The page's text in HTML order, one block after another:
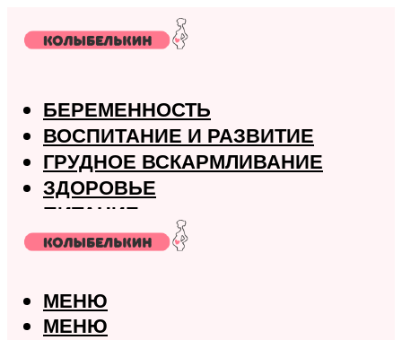
БЕРЕМЕННОСТЬ
ВОСПИТАНИЕ И РАЗВИТИЕ
ГРУДНОЕ ВСКАРМЛИВАНИЕ
ЗДОРОВЬЕ
ПИТАНИЕ
РОДЫ
МЕНЮ
МЕНЮ